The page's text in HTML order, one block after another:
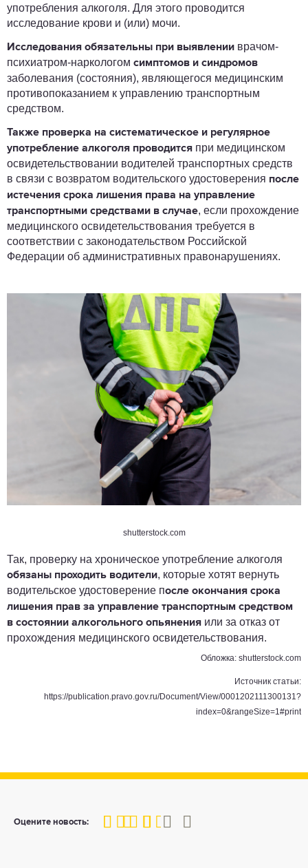
употребления алкоголя. Для этого проводится
исследование крови и (или) мочи.
Исследования обязательны при выявлении врачом-
психиатром-наркологом симптомов и синдромов
заболевания (состояния), являющегося медицинским
противопоказанием к управлению транспортным
средством.
Также проверка на систематическое и регулярное
употребление алкоголя проводится при медицинском
освидетельствовании водителей транспортных средств
в связи с возвратом водительского удостоверения после
истечения срока лишения права на управление
транспортными средствами в случае, если прохождение
медицинского освидетельствования требуется в
соответствии с законодательством Российской
Федерации об административных правонарушениях.
shutterstock.com
Так, проверку на хроническое употребление алкоголя
обязаны проходить водители, которые хотят вернуть
водительское удостоверение после окончания срока
лишения прав за управление транспортным средством
в состоянии алкогольного опьянения или за отказ от
прохождения медицинского освидетельствования.
Обложка: shutterstock.com
Источник статьи:
https://publication.pravo.gov.ru/Document/View/0001202111300131?
index=0&rangeSize=1#print
Оцените новость:
60
1 2 3 4 5